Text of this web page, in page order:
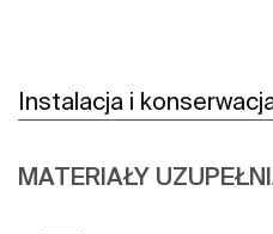
Instalacja i
MATERIAŁY